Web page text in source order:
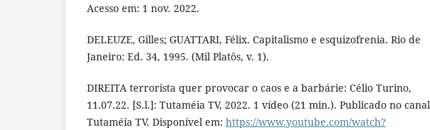
Acesso em: 1 nov. 2022.
DELEUZE, Gilles; GUATTARI, Félix. Capitalismo e esquizofrenia. Rio de
Janeiro: Ed. 34, 1995. (Mil Platôs, v. 1).
DIREITA terrorista quer provocar o caos e a barbárie: Célio Turino,
11.07.22. [S.l.]: Tutaméia TV, 2022. 1 vídeo (21 min.). Publicado no canal
Tutaméia TV. Disponível em: https://www.youtube.com/watch?